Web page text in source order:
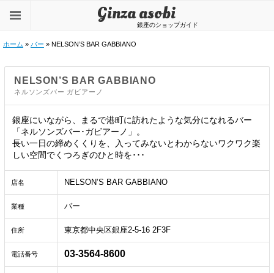
銀座のショップガイド
Ginza asobi
ホーム » バー » NELSON’S BAR GABBIANO
NELSON’S BAR GABBIANO
ネルソンズバー ガビアーノ
銀座にいながら、まるで港町に訪れたような気分になれるバー
「ネルソンズバー･ガビアーノ」。
長い一日の締めくくりを、入ってみないとわからないワクワク楽
しい空間でくつろぎのひと時を･･･
店名 NELSON’S BAR GABBIANO
業種 バー
住所 東京都中央区銀座2-5-16 2F3F
電話番号 03-3564-8600